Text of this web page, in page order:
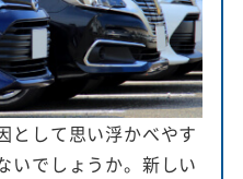
として思い浮かべやす
いでしょうか。新しい